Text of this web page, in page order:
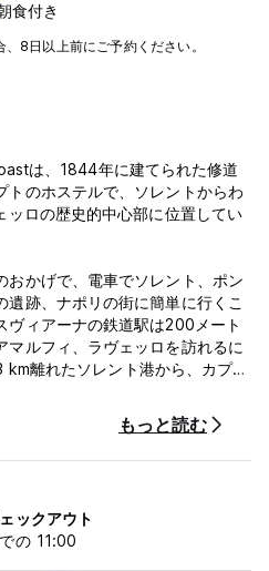
食付き‎
8日以上前にご予約ください。
は、1844年に建てられた修道
トのホステルで、ソレントからわ
ロの歴史的中心部に位置してい
おかげで、電車でソレント、ポン
跡、ナポリの街に簡単に行くこ
ヴィアーナの鉄道駅は200メート
マルフィ、ラヴェッロを訪れるに
離れたソレント港から、カプリ
「リドメタマーレ」まで4km
できます（停留所は宿泊施設から
290メートル離れたガレージに
もっと読む
ックアウト
の 11:00